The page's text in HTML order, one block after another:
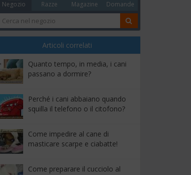
Negozio Razze Magazine Domande
Articoli correlati
Quanto tempo, in media, i cani
passano a dormire?
Perché i cani abbaiano quando
squilla il telefono o il citofono?
Come impedire al cane di
masticare scarpe e ciabatte!
Come preparare il cucciolo al